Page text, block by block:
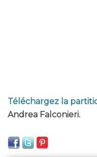
Téléchargez la
Andrea Falconieri.